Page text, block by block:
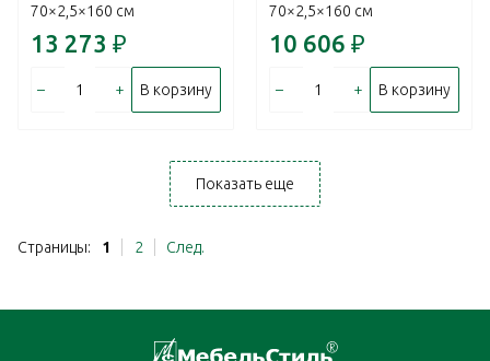
70×2,5×160 см
13 273 ₽
– + В корзину
70×2,5×160 см
10 606 ₽
– + В корзину
Показать еще
Страницы: 1 2 След.